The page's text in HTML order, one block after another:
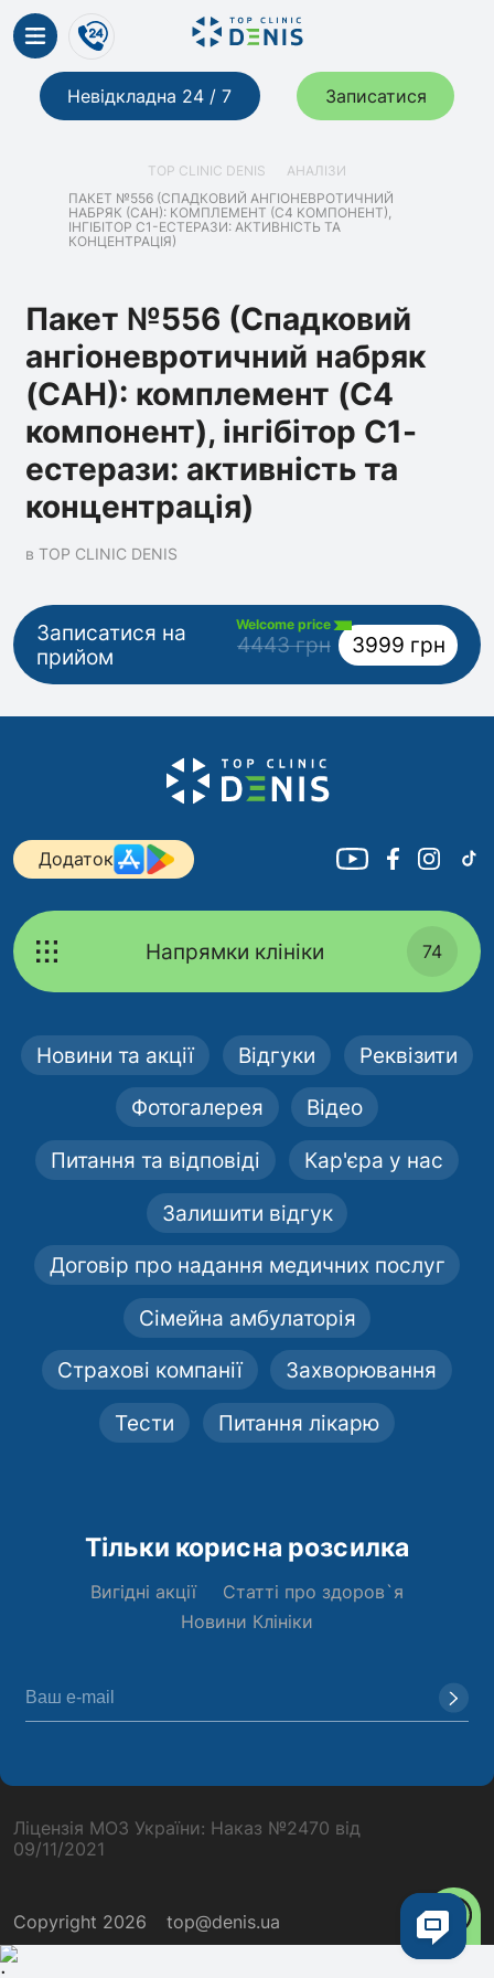
Невідкладна 24 / 7 Записатися
TOP CLINIC DENIS
АНАЛІЗИ
ПАКЕТ №556 (СПАДКОВИЙ АНГІОНЕВРОТИЧНИЙ
НАБРЯК (САН): КОМПЛЕМЕНТ (С4 КОМПОНЕНТ),
ІНГІБІТОР С1-ЕСТЕРАЗИ: АКТИВНІСТЬ ТА
КОНЦЕНТРАЦІЯ)
Пакет №556 (Спадковий
ангіоневротичний набряк
(САН): комплемент (С4
компонент), інгібітор С1-
естерази: активність та
концентрація)
в TOP CLINIC DENIS
Записатися на
прийом
Welcome price
4443 грн 3999 грн
Додаток
Напрямки клініки 74
Новини та акції Відгуки Реквізити
Фотогалерея Відео
Питання та відповіді Кар'єра у нас
Залишити відгук
Договір про надання медичних послуг
Сімейна амбулаторія
Страхові компанії Захворювання
Тести Питання лікарю
Тільки корисна розсилка
Вигідні акції
Статті про здоров`я
Новини Клініки
Copyright 2026 top@denis.ua
Ліцензія МОЗ України: Наказ №2470 від
09/11/2021